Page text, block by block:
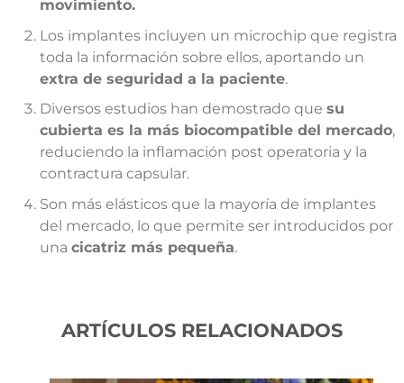
movimiento.
Los implantes incluyen un microchip que registra
toda la información sobre ellos, aportando un
extra de seguridad a la paciente.
Diversos estudios han demostrado que su
cubierta es la más biocompatible del mercado,
reduciendo la inflamación post operatoria y la
contractura capsular.
Son más elásticos que la mayoría de implantes
del mercado, lo que permite ser introducidos por
una cicatriz más pequeña.
ARTÍCULOS RELACIONADOS